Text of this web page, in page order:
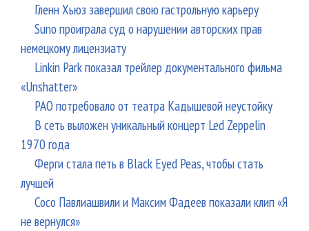
Гленн Хьюз завершил свою гастрольную карьеру
Suno проиграла суд о нарушении авторских прав
немецкому лицензиату
Linkin Park показал трейлер документального фильма
«Unshatter»
РАО потребовало от театра Кадышевой неустойку
В сеть выложен уникальный концерт Led Zeppelin
1970 года
Ферги стала петь в Black Eyed Peas, чтобы стать
лучшей
Сосо Павлиашвили и Максим Фадеев показали клип «Я
не вернулся»